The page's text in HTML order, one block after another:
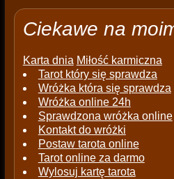
Ciekawe na
Karta dnia Miłość karmiczna
Tarot który się sprawdza
Wróżka która się sprawdza
Wróżka online 24h
Sprawdzona wróżka online
Kontakt do wróżki
Postaw tarota online
Tarot online za darmo
Wylosuj kartę tarota